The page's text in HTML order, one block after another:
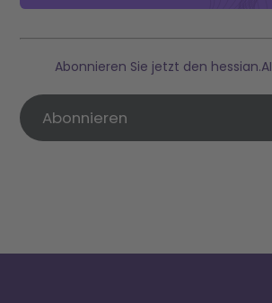
Abonnieren Sie jetzt den hessian.AI
Abonnieren